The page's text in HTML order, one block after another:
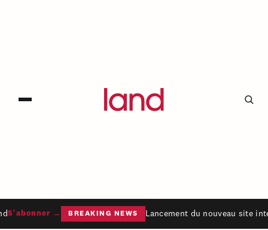
S'abonner → BREAKING NEWS Lancement du nouveau site